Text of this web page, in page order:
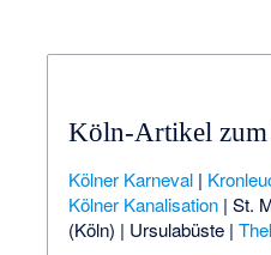
Köln-Artikel zum
Kölner Karneval |
Kölner Kanalisation |St.
(Köln) | Ursulabüste |